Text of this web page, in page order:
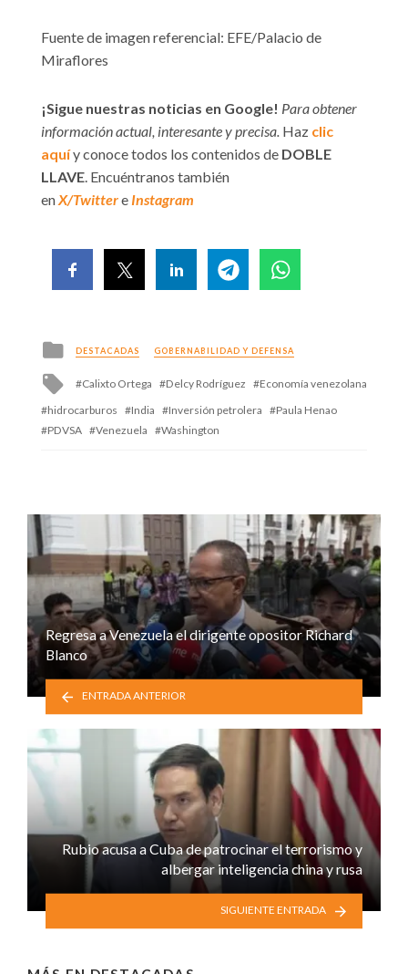
Fuente de imagen referencial: EFE/Palacio de
Miraflores
¡Sigue nuestras noticias en Google! Para obtener
información actual, interesante y precisa. Haz clic
aquíy conoce todos los contenidos de DOBLE
LLAVE. Encuéntranos también
enX/Twittere Instagram
Posted
in
DESTACADAS GOBERNABILIDAD Y DEFENSA
Tagged
Calixto Ortega Delcy Rodríguez
Economía venezolana
hidrocarburos
India Inversión petrolera
Paula Henao
PDVSA
Venezuela Washington
Regresa a Venezuela el dirigente opositor Richard
Blanco
ENTRADA ANTERIOR
Rubio acusa a Cuba de patrocinar el terrorismo y
albergar inteligencia china y rusa
SIGUIENTE ENTRADA